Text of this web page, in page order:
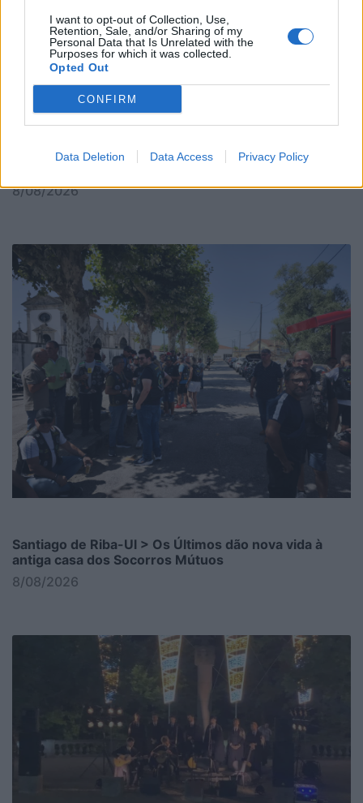
I want to opt-out of Collection, Use,
Retention, Sale, and/or Sharing of my
Personal Data that Is Unrelated with the
Purposes for which it was collected.
Opted Out
CONFIRM
Data Deletion Data Access Privacy Policy
Oliveirense José Moreira integrou a fuga do dia
8/08/2026
Santiago de Riba-Ul > Os Últimos dão nova vida à
antiga casa dos Socorros Mútuos
8/08/2026